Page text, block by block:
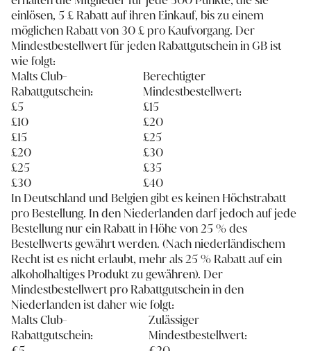
einlösen, 5 £ Rabatt auf ihren Einkauf, bis zu einem
möglichen Rabatt von 30 £ pro Kaufvorgang. Der
Mindestbestellwert für jeden Rabattgutschein in GB ist
wie folgt:
Malts Club-
Rabattgutschein:
Berechtigter
Mindestbestellwert:
£5
£15
£10
£20
£15
£25
£20
£30
£25
£35
£30
£40
In Deutschland und Belgien gibt es keinen Höchstrabatt
pro Bestellung. In den Niederlanden darf jedoch auf jede
Bestellung nur ein Rabatt in Höhe von 25 % des
Bestellwerts gewährt werden. (Nach niederländischem
Recht ist es nicht erlaubt, mehr als 25 % Rabatt auf ein
alkoholhaltiges Produkt zu gewähren). Der
Mindestbestellwert pro Rabattgutschein in den
Niederlanden ist daher wie folgt:
Malts Club-
Rabattgutschein:
Zulässiger
Mindestbestellwert: